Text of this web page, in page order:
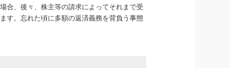
合、後々、株主等の請求によってそれまで受
す。忘れた頃に多額の返済義務を背負う事態